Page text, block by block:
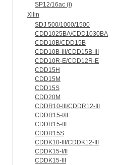
SP12/16ac (i)
Xilin
SDJ 500/1000/1500
CDD1025BA/CDD1030BA
CDD10B/CDD15B
CDD10B-III/CDD15B-III
CDD10R-E/CDD12R-E
CDD15H
CDD15M
CDD15S
CDD20M
CDDR10-III/CDDR12-III
CDDR15-I/II
CDDR15-III
CDDR15S
CDDK10-III/CDDK12-III
CDDK15-I/II
CDDK15-III